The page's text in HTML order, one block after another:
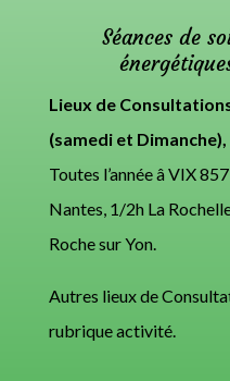
Séances de
Lieux de
(samedi et
Toutes l’année â VIX
Nantes, 1/2h La
Roche sur Yon.
Autres lieux de
rubrique activité.